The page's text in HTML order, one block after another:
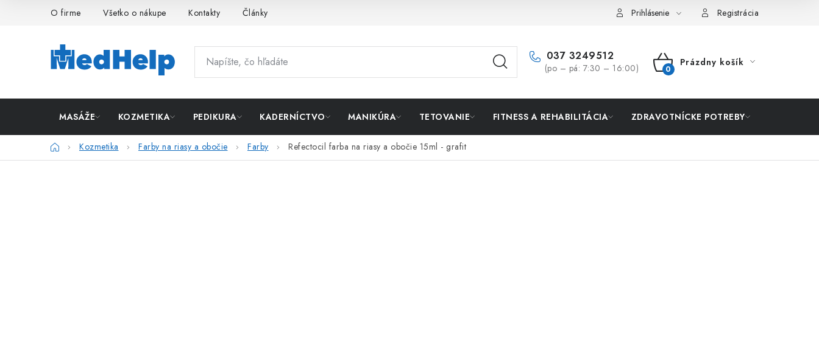
O firme Všetko o nákupe Kontakty Články Prihlásenie Registrácia
037 3249512
(po – pá: 7:30 – 16:00)
NÁKUPNÝ
Prázdny košík
MASÁŽE KOZMETIKA PEDIKURA KADERNÍCTVO MANIKÚRA TETOVANIE FITNESS A REHABILITÁCIA ZDRAVOTNÍCKE POTREBY
DomovKozmetika Farby na riasy a obočie Farby Refectocil farba na riasy a obočie 15ml - grafit